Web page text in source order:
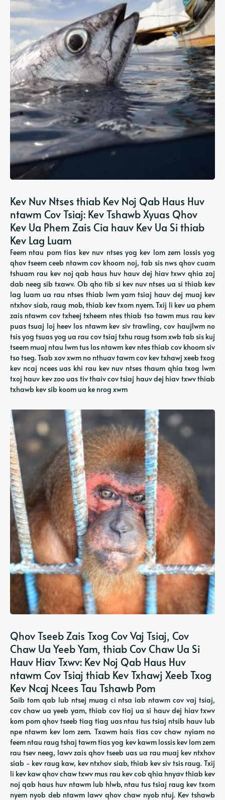
Kev Nuv Ntses thiab Kev Noj Qab Haus Huv
ntawm Cov Tsiaj: Kev Tshawb Xyuas Qhov
Kev Ua Phem Zais Cia hauv Kev Ua Si thiab
Kev Lag Luam
Feem ntau pom tias kev nuv ntses yog kev lom zem lossis yog
qhov tseem ceeb ntawm cov khoom noj, tab sis nws qhov cuam
tshuam rau kev noj qab haus huv hauv dej hiav txwv qhia zaj
dab neeg sib txawv. Ob qho tib si kev nuv ntses ua si thiab kev
lag luam ua rau ntses thiab lwm yam tsiaj hauv dej muaj kev
ntxhov siab, raug mob, thiab kev txom nyem. Txij li kev ua phem
zais ntawm cov txheej txheem ntes thiab tso tawm mus rau kev
puas tsuaj loj heev los ntawm kev siv trawling, cov haujlwm no
tsis yog tsuas yog ua rau cov tsiaj txhu raug tsom xwb tab sis kuj
tseem muaj ntau lwm tus los ntawm kev ntes thiab cov khoom siv
tso tseg. Tsab xov xwm no nthuav tawm cov kev txhawj xeeb txog
kev ncaj ncees uas khi rau kev nuv ntses thaum qhia txog lwm
txoj hauv kev zoo uas tiv thaiv cov tsiaj hauv dej hiav txwv thiab
txhawb kev sib koom ua ke nrog xwm
Qhov Tseeb Zais Txog Cov Vaj Tsiaj, Cov
Chaw Ua Yeeb Yam, thiab Cov Chaw Ua Si
Hauv Hiav Txwv: Kev Noj Qab Haus Huv
ntawm Cov Tsiaj thiab Kev Txhawj Xeeb Txog
Kev Ncaj Ncees Tau Tshawb Pom
Saib tom qab lub ntsej muag ci ntsa iab ntawm cov vaj tsiaj,
cov chaw ua yeeb yam, thiab cov tiaj ua si hauv dej hiav txwv
kom pom qhov tseeb tiag tiag uas ntau tus tsiaj ntsib hauv lub
npe ntawm kev lom zem. Txawm hais tias cov chaw nyiam no
feem ntau raug tshaj tawm tias yog kev kawm lossis kev lom zem
rau tsev neeg, lawv zais qhov tseeb uas ua rau muaj kev ntxhov
siab - kev raug kaw, kev ntxhov siab, thiab kev siv tsis raug. Txij
li kev kaw qhov chaw txwv mus rau kev cob qhia hnyav thiab kev
noj qab haus huv ntawm lub hlwb, ntau tus tsiaj raug kev txom
nyem nyob deb ntawm lawv qhov chaw nyob ntuj. Kev tshawb